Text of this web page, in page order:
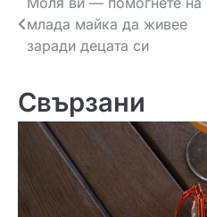
Н
а
и
ц
млада майка да живее
заради децата си
Свързани